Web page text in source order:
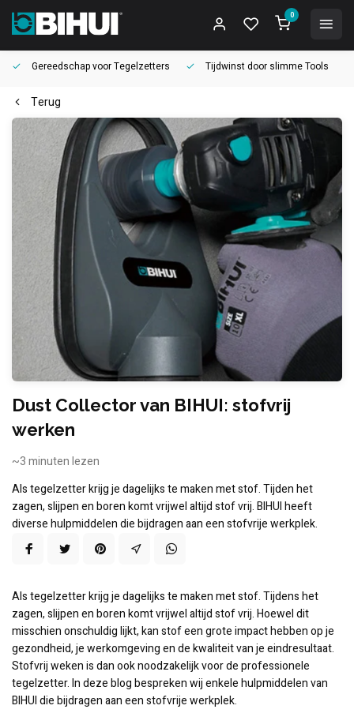
0
Gereedschap voorTegelzetters Tijdwinst door slimme Tools
Terug
Dust Collector van BIHUI: stofvrij
werken
~3minuten lezen
Als tegelzetter krijg je dagelijks te maken met stof. Tijden het
zagen, slijpen en boren komt vrijwel altijd stof vrij. BIHUI heeft
diverse hulpmiddelen die bijdragen aan een stofvrije werkplek.
Als tegelzetter krijg je dagelijks te maken met stof. Tijdens het
zagen, slijpen en boren komt vrijwel altijd stof vrij. Hoewel dit
misschien onschuldig lijkt, kan stof een grote impact hebben op je
gezondheid, je werkomgeving en de kwaliteit van je eindresultaat.
Stofvrij weken is dan ook noodzakelijk voor de professionele
tegelzetter. In deze blog bespreken wij enkele hulpmiddelen van
BIHUI die bijdragen aan een stofvrije werkplek.